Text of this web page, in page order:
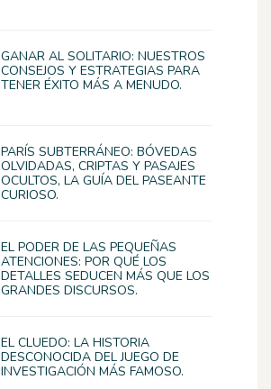
GANAR AL SOLITARIO: NUESTROS
CONSEJOS Y ESTRATEGIAS PARA
TENER ÉXITO MÁS A MENUDO.
PARÍS SUBTERRÁNEO: BÓVEDAS
OLVIDADAS, CRIPTAS Y PASAJES
OCULTOS, LA GUÍA DEL PASEANTE
CURIOSO.
EL PODER DE LAS PEQUEÑAS
ATENCIONES: POR QUÉ LOS
DETALLES SEDUCEN MÁS QUE LOS
GRANDES DISCURSOS.
EL CLUEDO: LA HISTORIA
DESCONOCIDA DEL JUEGO DE
INVESTIGACIÓN MÁS FAMOSO.